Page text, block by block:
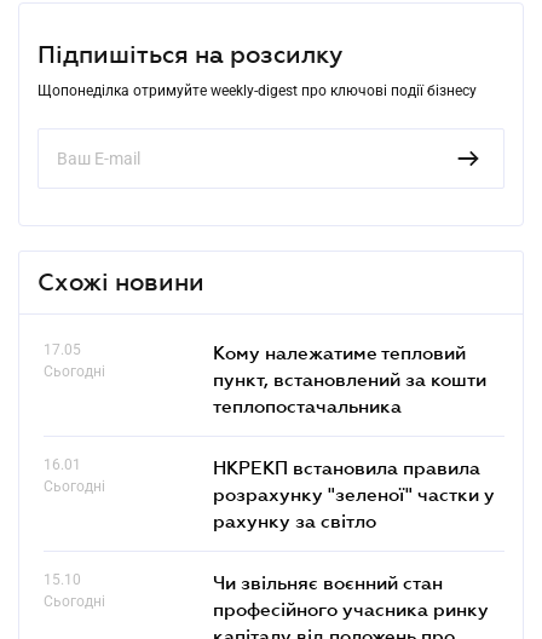
Підпишіться на розсилку
Щопонеділка отримуйте weekly-digest про ключові події бізнесу
Схожі новини
17.05
Сьогодні
Кому належатиме тепловий
пункт, встановлений за кошти
теплопостачальника
16.01
Сьогодні
НКРЕКП встановила правила
розрахунку "зеленої" частки у
рахунку за світло
15.10
Сьогодні
Чи звільняє воєнний стан
професійного учасника ринку